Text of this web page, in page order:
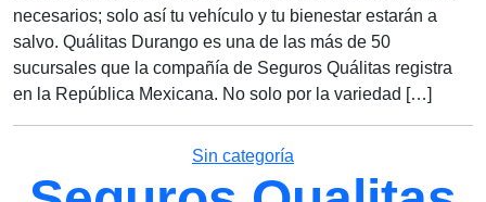
necesarios; solo así tu vehículo y tu bienestar estarán a
salvo. Quálitas Durango es una de las más de 50
sucursales que la compañía de Seguros Quálitas registra
en la República Mexicana. No solo por la variedad […]
Categorías
Sin categoría